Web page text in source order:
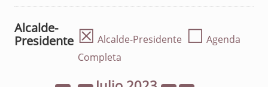
Alcalde-
Presidente ☒ Alcalde-Presidente ☐ Agenda
Completa